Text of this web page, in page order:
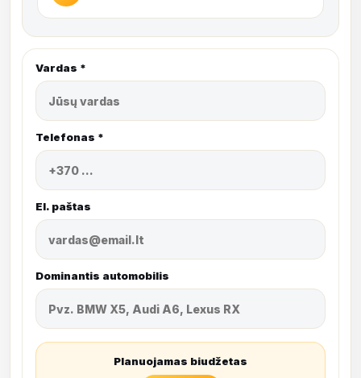
Vardas *
Telefonas *
El. paštas
Dominantis automobilis
Planuojamas biudžetas